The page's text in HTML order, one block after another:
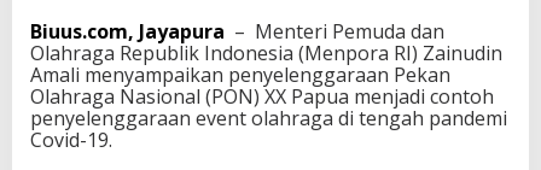
a
a
n
P
O
N
Biuus.com, Jayapura – Menteri Pemuda dan
Olahraga Republik Indonesia (Menpora RI) Zainudin
Amali menyampaikan penyelenggaraan Pekan
Olahraga Nasional (PON) XX Papua menjadi contoh
penyelenggaraan event olahraga di tengah pandemi
Covid-19.